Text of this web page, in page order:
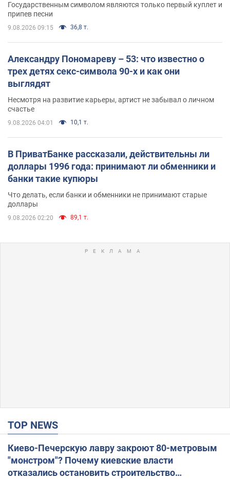
Государственным символом являются только первый куплет и
припев песни
9.08.2026 09:15 36,8 т.
Александру Пономареву – 53: что известно о
трех детях секс-символа 90-х и как они
выглядят
Несмотря на развитие карьеры, артист не забывал о личном
счастье
9.08.2026 04:01 10,1 т.
В ПриватБанке рассказали, действительны ли
доллары 1996 года: принимают ли обменники и
банки такие купюры
Что делать, если банки и обменники не принимают старые
доллары
9.08.2026 02:20 89,1 т.
TOP NEWS
Киево-Печерскую лавру закроют 80-метровым
"монстром"? Почему киевские власти
отказались остановить строительство